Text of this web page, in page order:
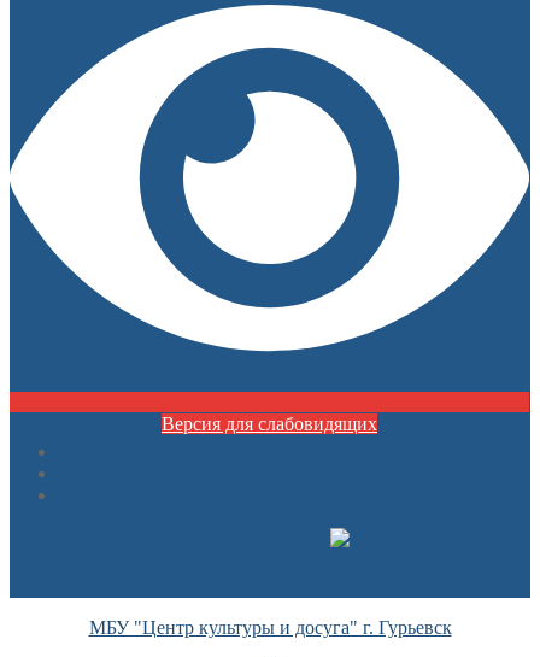
Версия для слабовидящих
МБУ "Центр культуры и досуга" г. Гурьевск